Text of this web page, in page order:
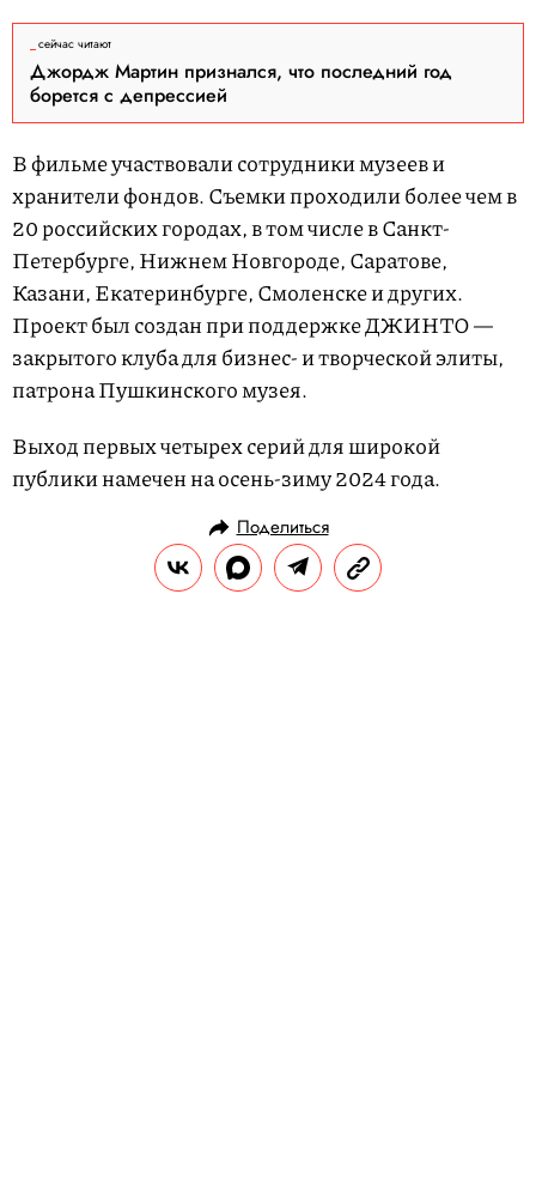
сейчас читают
Джордж Мартин признался, что последний год
борется с депрессией
В фильме участвовали сотрудники музеев и
хранители фондов. Съемки проходили более чем в
20 российских городах, в том числе в Санкт-
Петербурге, Нижнем Новгороде, Саратове,
Казани, Екатеринбурге, Смоленске и других.
Проект был создан при поддержке ДЖИНТО —
закрытого клуба для бизнес- и творческой элиты,
патрона Пушкинского музея.
Выход первых четырех серий для широкой
публики намечен на осень-зиму 2024 года.
Поделиться